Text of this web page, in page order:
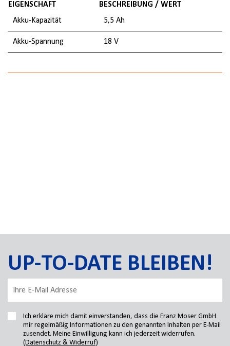
EIGENSCHAFT
BESCHREIBUNG / WERT
Akku-Kapazität
5,5 Ah
Akku-Spannung 18 V
UP-TO-DATE BLEIBEN!
Ich erkläre mich damit einverstanden, dass die Franz Moser GmbH
mir regelmäßig Informationen zu den genannten Inhalten per E-Mail
zusendet. Meine Einwilligung kann ich jederzeit widerrufen.
(Datenschutz & Widerruf)